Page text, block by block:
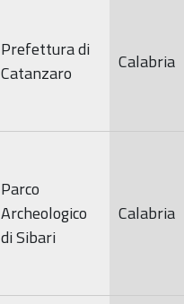
Prefettura di
Catanzaro
Calabria
Parco
Archeologico
di Sibari
Calabria